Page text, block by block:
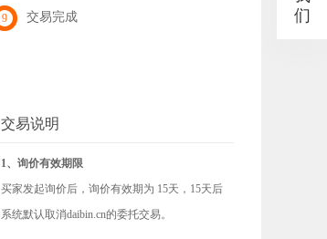
9 交易完成
交易说明
1、询价有效期限
买家发起询价后，询价有效期为 15天，15天后
系统默认取消daibin.cn的委托交易。
们